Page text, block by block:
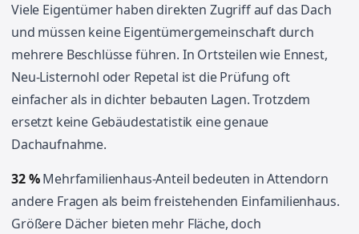
Viele Eigentümer haben direkten Zugriff auf das Dach
und müssen keine Eigentümergemeinschaft durch
mehrere Beschlüsse führen. In Ortsteilen wie Ennest,
Neu-Listernohl oder Repetal ist die Prüfung oft
einfacher als in dichter bebauten Lagen. Trotzdem
ersetzt keine Gebäudestatistik eine genaue
Dachaufnahme.
32 %Mehrfamilienhaus-Anteil bedeuten in Attendorn
andere Fragen als beim freistehenden Einfamilienhaus.
Größere Dächer bieten mehr Fläche, doch